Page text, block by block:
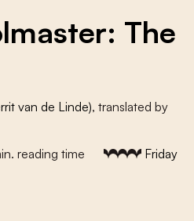
The
van de Linde), translated by
reading time
Friday